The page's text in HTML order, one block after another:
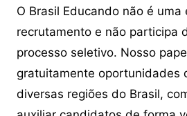
O Brasil Educando não é uma
recrutamento e não participa
processo seletivo. Nosso
gratuitamente oportunidades
diversas regiões do Brasil,